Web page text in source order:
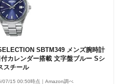
SBTM349 メンズ腕時計
カレンダー搭載 文字盤ブルー Sシ
スチール
07/15 00:50時点｜Amazon調べ